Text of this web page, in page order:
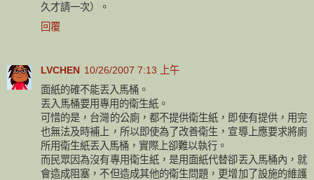
久才請一次）。
回覆
LVCHEN 10/26/2007 7:13 上午
面紙的確不能丟入馬桶。
丟入馬桶要用專用的衛生紙。
可惜的是，台灣的公廁，都不提供衛生紙，即使有提供，用完
也無法及時補上，所以即使為了改善衛生，宣導上應要求將廁
所用衛生紙丟入馬桶，實際上卻難以執行。
而民眾因為沒有專用衛生紙，是用面紙代替卻丟入馬桶內，就
會造成阻塞，不但造成其他的衛生問題，更增加了設施的維護